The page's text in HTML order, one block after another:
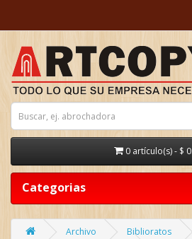
0 artículo(s) - $
Categorias
Archivo
Biblioratos